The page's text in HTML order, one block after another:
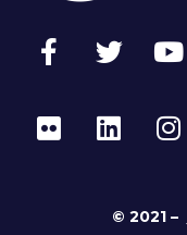
© 2021 –